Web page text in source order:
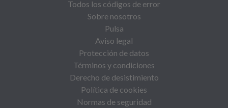
Todos los códigos de error
Sobre nosotros
Pulsa
Aviso legal
Protección de datos
Términos y condiciones
Derecho de desistimiento
Política de cookies
Normas de seguridad